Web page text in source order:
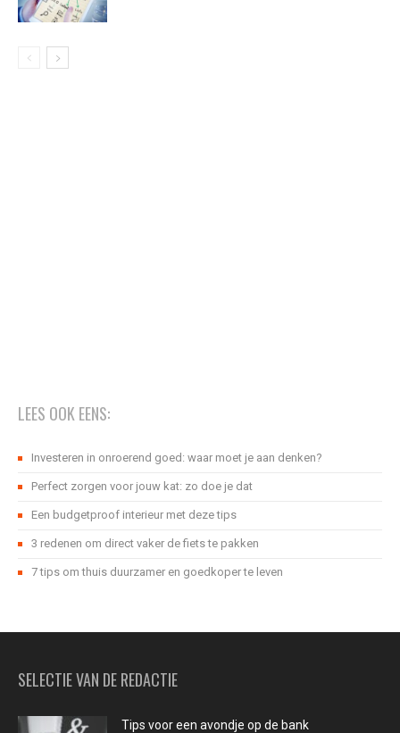
LEES OOK EENS:
Investeren in onroerend goed: waar moet je aan denken?
Perfect zorgen voor jouw kat: zo doe je dat
Een budgetproof interieur met deze tips
3 redenen om direct vaker de fiets te pakken
7 tips om thuis duurzamer en goedkoper te leven
SELECTIE VAN DE REDACTIE
Tips voor een avondje op de bank